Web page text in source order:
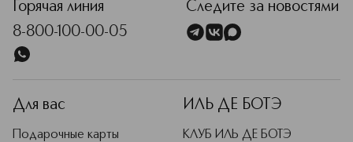
Горячая линия
8-800-100-00-05
Следите за новостями
Для вас
Подарочные карты
ИЛЬ ДЕ БОТЭ
КЛУБ ИЛЬ ДЕ БОТЭ